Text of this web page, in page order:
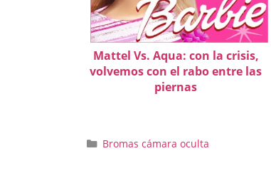
Mattel Vs. Aqua: con la crisis,
volvemos con el rabo entre las
piernas
Categorías
Bromas cámara oculta